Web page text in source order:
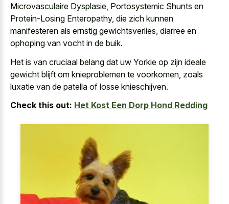
Microvasculaire Dysplasie, Portosystemic Shunts en
Protein-Losing Enteropathy, die zich kunnen
manifesteren als ernstig gewichtsverlies, diarree en
ophoping van vocht in de buik.
Het is van cruciaal belang dat uw Yorkie op zijn ideale
gewicht blijft om knieproblemen te voorkomen, zoals
luxatie van de patella of losse knieschijven.
Check this out: Het Kost Een Dorp Hond Redding